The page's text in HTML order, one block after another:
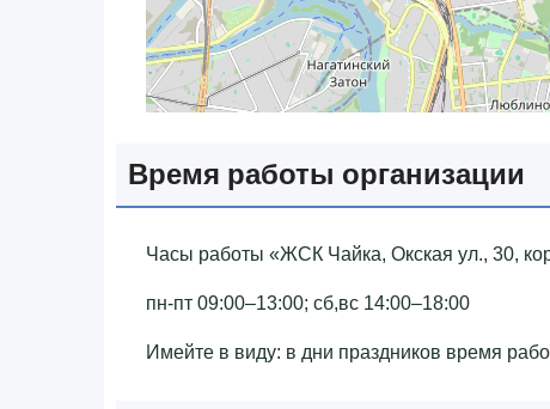
Время работы организации
Часы работы «‎ЖСК Чайка, Окская ул., 30,
пн-пт 09:00–13:00; сб,вс 14:00–18:00
Имейте в виду: в дни праздников время